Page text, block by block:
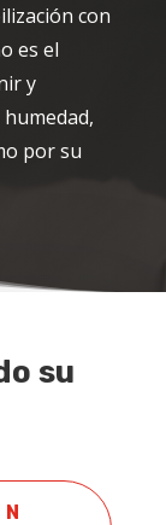
con
es el
y
por su
su